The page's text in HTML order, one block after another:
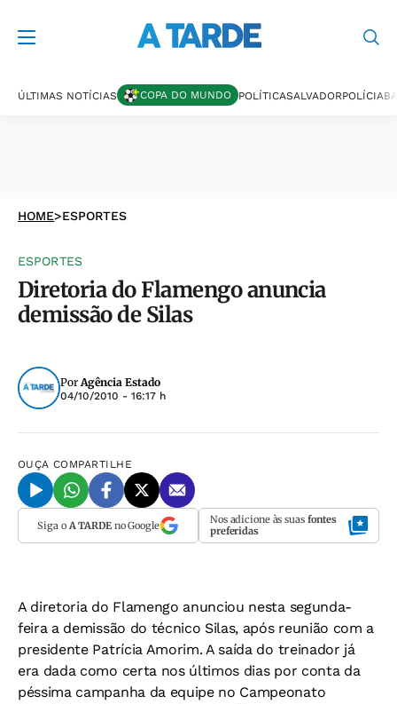
ÚLTIMAS NOTÍCIAS COPA DO MUNDO POLÍTICASALVADORPOLÍCIA
HOME>ESPORTES
ESPORTES
Diretoria do Flamengo anuncia
demissão de Silas
PorAgência Estado
04/10/2010 - 16:17 h
OUÇA COMPARTILHE
Siga o A TARDEno Google Nos adicione às suas fontes
preferidas
A diretoria do Flamengo anunciou nesta segunda-
feira a demissão do técnico Silas, após reunião com a
presidente Patrícia Amorim. A saída do treinador já
era dada como certa nos últimos dias por conta da
péssima campanha da equipe no Campeonato